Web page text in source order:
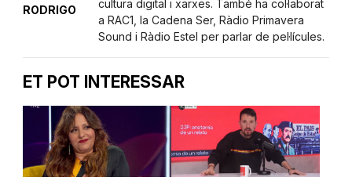
RODRIGO
cultura digital i xarxes. També ha col·laborat
a RAC1, la Cadena Ser, Ràdio Primavera
Sound i Ràdio Estel per parlar de pel·lícules.
ET POT INTERESSAR